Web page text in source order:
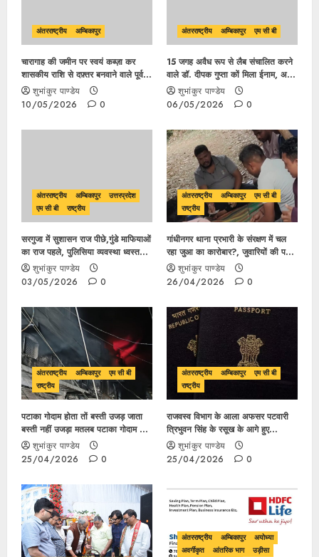
अंतरराष्ट्रीय अम्बिकापुर
चारागाह की जमीन पर स्वयं कब्ज़ा कर
शासकीय राशि से दफ़्तर बनवाने वाले पूर्व
मंत्री अमरजीत भगत ने कमोंदा रिसोर्ट
अतिक्रमण हटाने गए SDM कों दिया ज्ञान
शुभांकुर पाण्डेय
10/05/2026
0
अंतरराष्ट्रीय अम्बिकापुर एम सी बी
15 जगह अवैध रूप से लैब संचालित करने
वाले डॉ. दीपक गुप्ता कों मिला ईनाम, अब
बनाया गए जिला मलेरिया अधिकारी
शुभांकुर पाण्डेय
06/05/2026
0
अंतरराष्ट्रीय अम्बिकापुर
उत्तरप्रदेश
एम सी बी
राष्ट्रीय
सरगुजा में सुशासन राज पीछे,गुंडे माफियाओं
का राज पहले, पुलिसिया व्यवस्था ध्वस्त
पत्रकार पंकज शुक्ला पर हमला,शासकीय
कर्मचारी भी असुरक्षित
शुभांकुर पाण्डेय
03/05/2026
0
अंतरराष्ट्रीय अम्बिकापुर
एम सी बी
राष्ट्रीय
गांधीनगर थाना प्रभारी के संरक्षण में चल
रहा जुआ का कारोबार?, जुवारियों की पहली
पसंद बन रही गांधीनगर थाना क्षेत्र
शुभांकुर पाण्डेय
26/04/2026
0
अंतरराष्ट्रीय अम्बिकापुर
एम सी बी
राष्ट्रीय
पटाका गोदाम होता तों बस्ती उजड़ जाता
बस्ती नहीं उजड़ा मतलब पटाका गोदाम नहीं
था, मंत्री राजेश अग्रवाल का बेतुका बयान
शुभांकुर पाण्डेय
25/04/2026
0
अंतरराष्ट्रीय अम्बिकापुर
एम सी बी
राष्ट्रीय
राजवस्व विभाग के आला अफसर पटवारी
त्रिभुवन सिंह के रसूख के आगे हुए
नतमस्तक, बिना अनुमति विदेश यात्रा में
कार्यवाही करने की नहीं जुट रही हिम्मत?
शुभांकुर पाण्डेय
25/04/2026
0
अंतरराष्ट्रीय अम्बिकापुर
अयोध्या
अवर्गीकृत
आंतरिक भाग
उड़ीसा